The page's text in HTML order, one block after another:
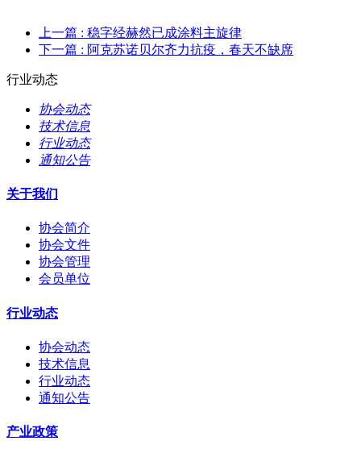
上一篇 : 稳字经赫然已成涂料主旋律
下一篇 : 阿克苏诺贝尔齐力抗疫，春天不缺席
行业动态
协会动态
技术信息
行业动态
通知公告
关于我们
协会简介
协会文件
协会管理
会员单位
行业动态
协会动态
技术信息
行业动态
通知公告
产业政策